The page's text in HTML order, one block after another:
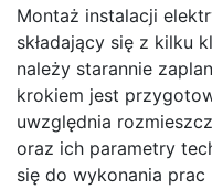
Montaż instalacji
składający się z kilku
należy starannie
krokiem jest
uwzględnia
oraz ich parametry
się do wykonania